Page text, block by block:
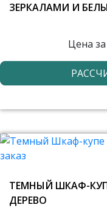
ЗЕРКАЛАМИ И
Цена
ТЕМНЫЙ ШКАФ-
ДЕРЕВО